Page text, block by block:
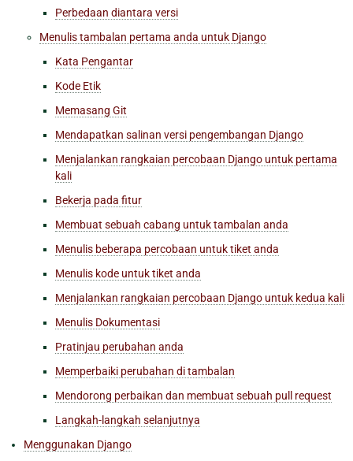
Perbedaan diantara versi
Menulis tambalan pertama anda untuk Django
Kata Pengantar
Kode Etik
Memasang Git
Mendapatkan salinan versi pengembangan Django
Menjalankan rangkaian percobaan Django untuk pertama
kali
Bekerja pada fitur
Membuat sebuah cabang untuk tambalan anda
Menulis beberapa percobaan untuk tiket anda
Menulis kode untuk tiket anda
Menjalankan rangkaian percobaan Django untuk kedua kali
Menulis Dokumentasi
Pratinjau perubahan anda
Memperbaiki perubahan di tambalan
Mendorong perbaikan dan membuat sebuah pull request
Langkah-langkah selanjutnya
Menggunakan Django